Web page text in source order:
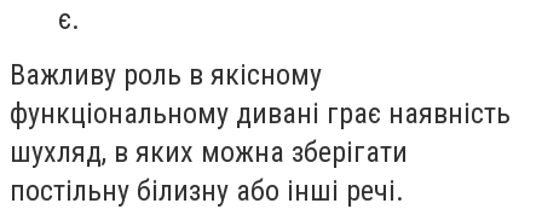
є.
Важливу роль в якісному
функціональному дивані грає наявність
шухляд, в яких можна зберігати
постільну білизну або інші речі.